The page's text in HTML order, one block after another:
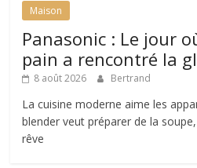
Maison
Panasonic : Le jour
pain a rencontré la
8 août 2026 Bertrand
La cuisine moderne aime les
blender veut préparer de la
rêve